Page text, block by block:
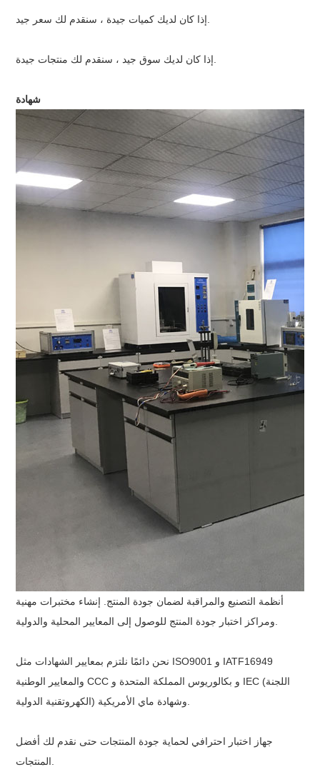
شهادة
أنظمة التصنيع والمراقبة لضمان جودة المنتج. إنشاء مختبرات مهنية
نحن دائمًا نلتزم بمعايير الشهادات مثل ISO9001 و IATF16949
والمعايير الوطنية CCC و بكالوريوس المملكة المتحدة و IEC (اللجنة
جهاز اختبار احترافي لحماية جودة المنتجات حتى نقدم لك أفضل